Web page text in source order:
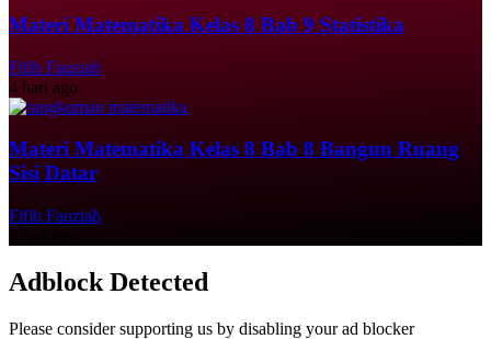
Materi Matematika Kelas 8 Bab 9 Statistika
Fifih Fauziah
4 hari ago
Materi Matematika Kelas 8 Bab 8 Bangun Ruang
Sisi Datar
Fifih Fauziah
Adblock Detected
Please consider supporting us by disabling your ad blocker